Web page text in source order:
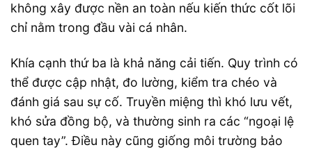
không xây được nền an toàn nếu kiến thức cốt lõi
chỉ nằm trong đầu vài cá nhân.
Khía cạnh thứ ba là khả năng cải tiến. Quy trình có
thể được cập nhật, đo lường, kiểm tra chéo và
đánh giá sau sự cố. Truyền miệng thì khó lưu vết,
khó sửa đồng bộ, và thường sinh ra các “ngoại lệ
quen tay”. Điều này cũng giống môi trường bảo